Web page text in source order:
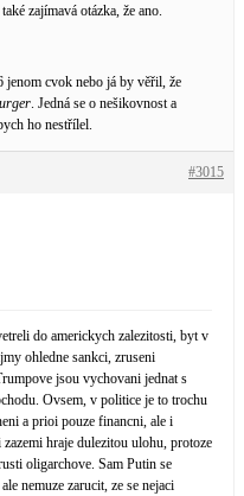
zajímavá otázka, že ano.
jenom cvok nebo já by věřil, že
. Jedná se o nešikovnost a
ho nestřílel.
#3015
do americkych zalezitosti, byt v
ohledne sankci, zruseni
jsou vychovani jednat s
Ovsem, v politice je to trochu
a prioi pouze financni, ale i
hraje dulezitou ulohu, protoze
oligarchove. Sam Putin se
nemuze zarucit, ze se nejaci